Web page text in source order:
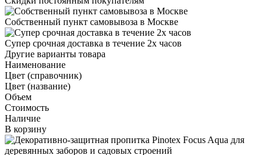
Собственный пункт самовывоза в Москве
Супер срочная доставка в течение 2х часов
Другие варианты товара
Наименование
Цвет (справочник)
Цвет (название)
Объем
Стоимость
Наличие
В корзину